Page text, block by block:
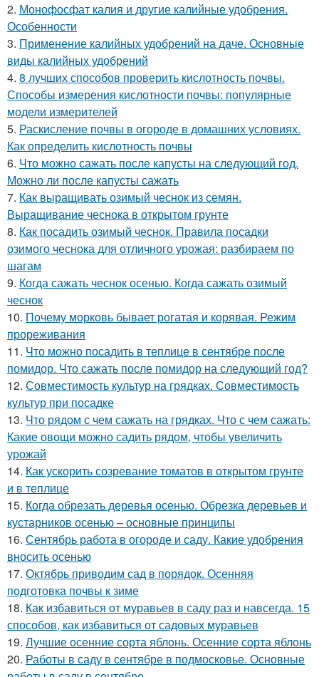
2. Монофосфат калия и другие калийные удобрения.
Особенности
3. Применение калийных удобрений на даче. Основные
виды калийных удобрений
4. 8 лучших способов проверить кислотность почвы.
Способы измерения кислотности почвы: популярные
модели измерителей
5. Раскисление почвы в огороде в домашних условиях.
Как определить кислотность почвы
6. Что можно сажать после капусты на следующий год.
Можно ли после капусты сажать
7. Как выращивать озимый чеснок из семян.
Выращивание чеснока в открытом грунте
8. Как посадить озимый чеснок. Правила посадки
озимого чеснока для отличного урожая: разбираем по
шагам
9. Когда сажать чеснок осенью. Когда сажать озимый
чеснок
10. Почему морковь бывает рогатая и корявая. Режим
прореживания
11. Что можно посадить в теплице в сентябре после
помидор. Что сажать после помидор на следующий год?
12. Совместимость культур на грядках. Совместимость
культур при посадке
13. Что рядом с чем сажать на грядках. Что с чем сажать:
Какие овощи можно садить рядом, чтобы увеличить
урожай
14. Как ускорить созревание томатов в открытом грунте
и в теплице
15. Когда обрезать деревья осенью. Обрезка деревьев и
кустарников осенью – основные принципы
16. Сентябрь работа в огороде и саду. Какие удобрения
вносить осенью
17. Октябрь приводим сад в порядок. Осенняя
подготовка почвы к зиме
18. Как избавиться от муравьев в саду раз и навсегда. 15
способов, как избавиться от садовых муравьев
19. Лучшие осенние сорта яблонь. Осенние сорта яблонь
20. Работы в саду в сентябре в подмосковье. Основные